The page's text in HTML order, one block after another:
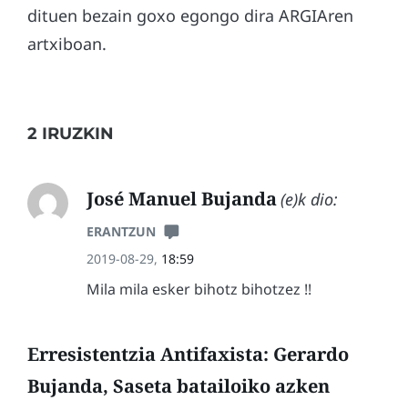
dituen bezain goxo egongo dira ARGIAren
artxiboan.
2 IRUZKIN
José Manuel Bujanda(e)k dio:
ERANTZUN
2019-08-29, 18:59
Mila mila esker bihotz bihotzez !!
Erresistentzia Antifaxista: Gerardo
Bujanda, Saseta batailoiko azken